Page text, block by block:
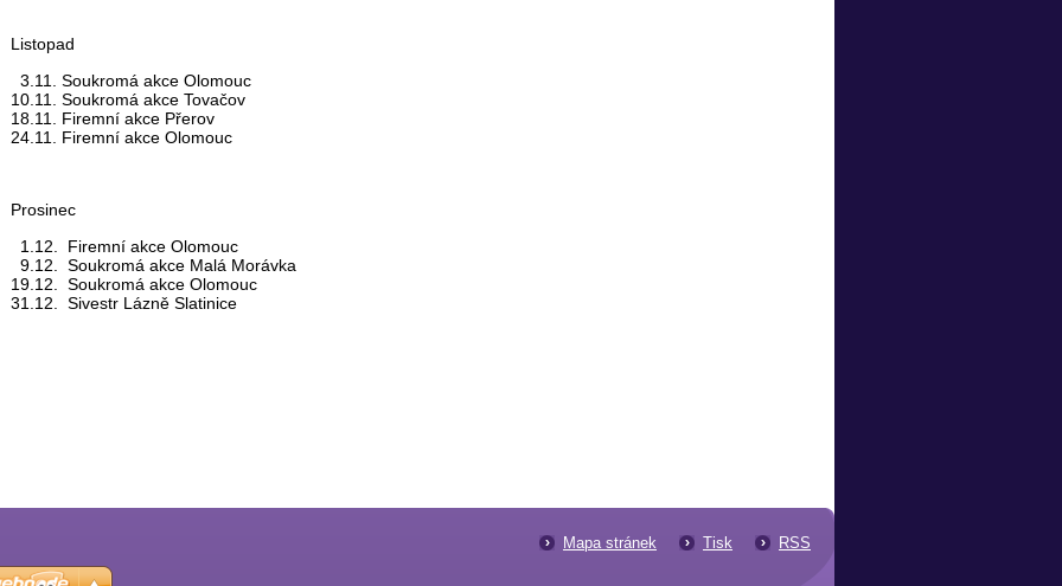
Listopad
3.11. Soukromá akce Olomouc
10.11. Soukromá akce Tovačov
18.11. Firemní akce Přerov
24.11. Firemní akce Olomouc
Prosinec
1.12. Firemní akce Olomouc
9.12. Soukromá akce Malá Morávka
19.12. Soukromá akce Olomouc
31.12. Sivestr Lázně Slatinice
Mapa stránek Tisk RSS